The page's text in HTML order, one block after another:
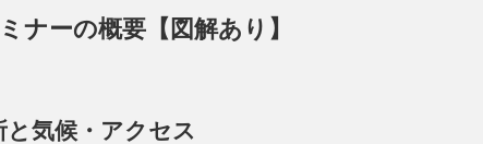
ナーの概要【図解あり】
気候・アクセス